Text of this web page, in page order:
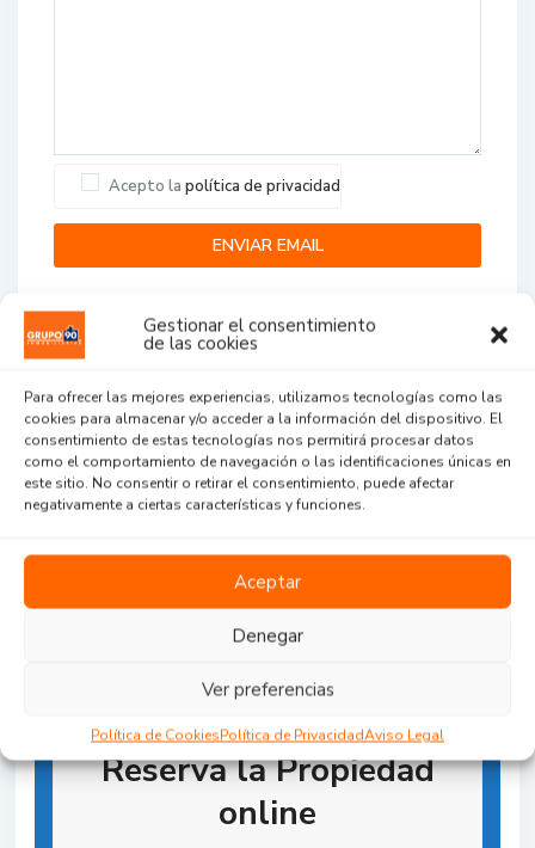
Gestionar el consentimiento
de las cookies
Para ofrecer las mejores experiencias, utilizamos tecnologías como las
cookies para almacenar y/o acceder a la información del dispositivo. El
consentimiento de estas tecnologías nos permitirá procesar datos
como el comportamiento de navegación o las identificaciones únicas en
este sitio. No consentir o retirar el consentimiento, puede afectar
negativamente a ciertas características y funciones.
Aceptar
Denegar
Ver preferencias
Política de CookiesPolítica de PrivacidadAviso Legal
Acepto la política de privacidad
Agent Reviews
...
Reserva la Propiedad
online